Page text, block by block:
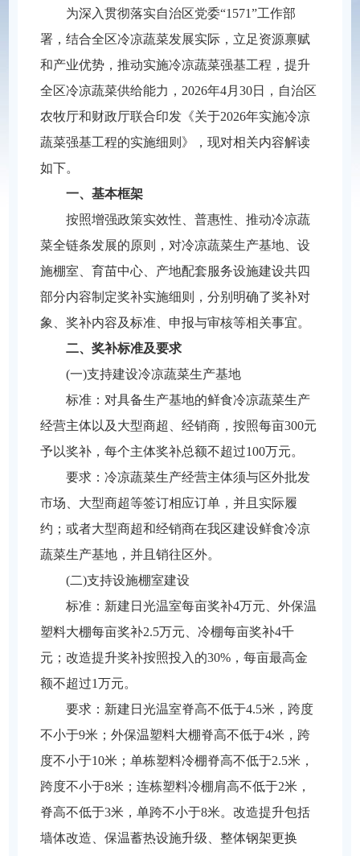
为深入贯彻落实自治区党委“1571”工作部
署，结合全区冷凉蔬菜发展实际，立足资源禀赋
和产业优势，推动实施冷凉蔬菜强基工程，提升
全区冷凉蔬菜供给能力，2026年4月30日，自治区
农牧厅和财政厅联合印发《关于2026年实施冷凉
蔬菜强基工程的实施细则》，现对相关内容解读
如下。
一、基本框架
按照增强政策实效性、普惠性、推动冷凉蔬
菜全链条发展的原则，对冷凉蔬菜生产基地、设
施棚室、育苗中心、产地配套服务设施建设共四
部分内容制定奖补实施细则，分别明确了奖补对
象、奖补内容及标准、申报与审核等相关事宜。
二、奖补标准及要求
(一)支持建设冷凉蔬菜生产基地
标准：对具备生产基地的鲜食冷凉蔬菜生产
经营主体以及大型商超、经销商，按照每亩300元
予以奖补，每个主体奖补总额不超过100万元。
要求：冷凉蔬菜生产经营主体须与区外批发
市场、大型商超等签订相应订单，并且实际履
约；或者大型商超和经销商在我区建设鲜食冷凉
蔬菜生产基地，并且销往区外。
(二)支持设施棚室建设
标准：新建日光温室每亩奖补4万元、外保温
塑料大棚每亩奖补2.5万元、冷棚每亩奖补4千
元；改造提升奖补按照投入的30%，每亩最高金
额不超过1万元。
要求：新建日光温室脊高不低于4.5米，跨度
不小于9米；外保温塑料大棚脊高不低于4米，跨
度不小于10米；单栋塑料冷棚脊高不低于2.5米，
跨度不小于8米；连栋塑料冷棚肩高不低于2米，
脊高不低于3米，单跨不小于8米。改造提升包括
墙体改造、保温蓄热设施升级、整体钢架更换